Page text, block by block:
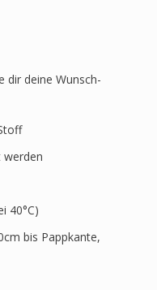
dir deine Wunsch-
werden
40°C)
bis Pappkante,